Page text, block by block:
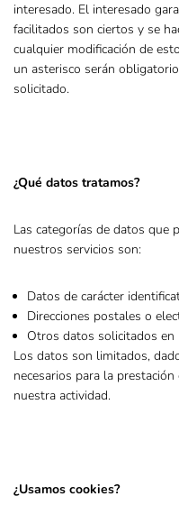
interesado. El interesado
facilitados son ciertos y se
cualquier modificación de
un asterisco serán
solicitado.
¿Qué datos tratamos?
Las categorías de datos que
nuestros servicios son:
Datos de carácter
Direcciones postales o
Otros datos solicitados
Los datos son limitados,
necesarios para la
nuestra actividad.
¿Usamos cookies?